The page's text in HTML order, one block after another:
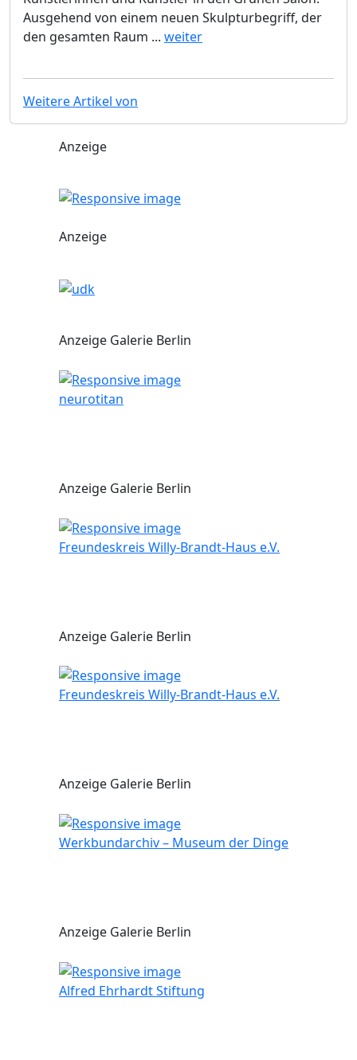
Ausgehend von einem neuen Skulpturbegriff, der
den gesamten Raum ... weiter
Weitere Artikel von
Anzeige
Anzeige
Anzeige Galerie Berlin
neurotitan
Anzeige Galerie Berlin
Freundeskreis Willy-Brandt-Haus e.V.
Anzeige Galerie Berlin
Freundeskreis Willy-Brandt-Haus e.V.
Anzeige Galerie Berlin
Werkbundarchiv – Museum der Dinge
Anzeige Galerie Berlin
Alfred Ehrhardt Stiftung